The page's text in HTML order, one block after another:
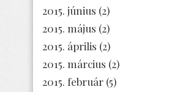
2015. június (2)
2015. május (2)
2015. április (2)
2015. március (2)
2015. február (5)